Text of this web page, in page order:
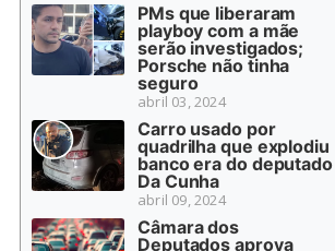
PMs que liberaram
playboy com a mãe
serão investigados;
Porsche não tinha
seguro
abril 03, 2024
Carro usado por
quadrilha que explodiu
banco era do deputado
Da Cunha
abril 09, 2024
Câmara dos
Deputados aprova